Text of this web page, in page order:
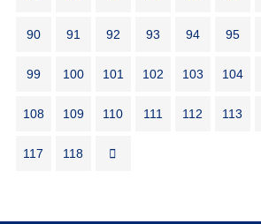
90 91 92 93 94 95
99 100 101 102 103 104
108 109 110 111 112 113
117 118